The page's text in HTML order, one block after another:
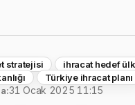
stratejisi
ihracat hedef
Türkiye ihracat planı
31 Ocak 2025 11:15